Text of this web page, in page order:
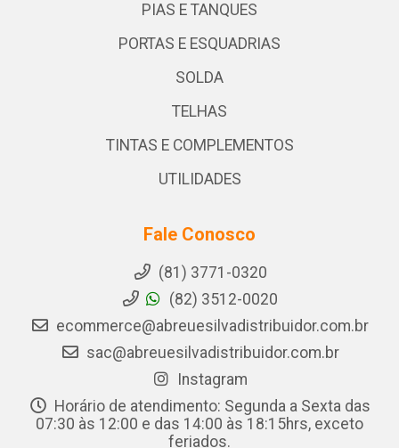
PIAS E TANQUES
PORTAS E ESQUADRIAS
SOLDA
TELHAS
TINTAS E COMPLEMENTOS
UTILIDADES
Fale Conosco
(81) 3771-0320
(82) 3512-0020
ecommerce@abreuesilvadistribuidor.com.br
sac@abreuesilvadistribuidor.com.br
Instagram
Horário de atendimento: Segunda a Sexta das
07:30 às 12:00 e das 14:00 às 18:15hrs, exceto
feriados.